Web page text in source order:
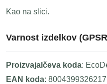
Kao na slici.
Varnost izdelkov
Proizvajalčeva koda:
EAN koda: 8004399326217